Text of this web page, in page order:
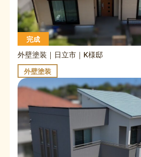
完成
外壁塗装｜日立市｜K様邸
外壁塗装